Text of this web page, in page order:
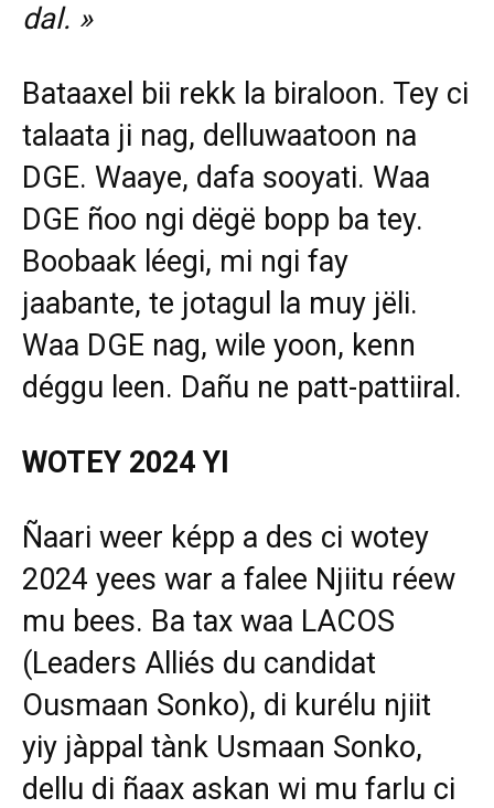
dal. »
Bataaxel bii rekk la biraloon. Tey ci
talaata ji nag, delluwaatoon na
DGE. Waaye, dafa sooyati. Waa
DGE ñoo ngi dëgë bopp ba tey.
Boobaak léegi, mi ngi fay
jaabante, te jotagul la muy jëli.
Waa DGE nag, wile yoon, kenn
déggu leen. Dañu ne patt-pattiiral.
WOTEY 2024 YI
Ñaari weer képp a des ci wotey
2024 yees war a falee Njiitu réew
mu bees. Ba tax waa LACOS
(Leaders Alliés du candidat
Ousmaan Sonko), di kurélu njiit
yiy jàppal tànk Usmaan Sonko,
dellu di ñaax askan wi mu farlu ci